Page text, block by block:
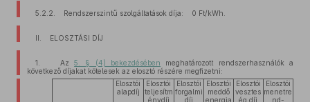
5.2.2. Rendszerszintű szolgáltatások díja: 0 Ft/kWh.
II. ELOSZTÁSI DÍJ
1. Az5. § (4) bekezdésében meghatározott rendszerhasználók a
következő díjakat kötelesek az elosztó részére megfizetni:
Elosztói
alapdíj
Elosztói
teljesítm
énydíj
Elosztói
forgalmi
díj
Elosztói
meddő
energia
Elosztói
vesztes
ég díj
Elosztói
menetre
nd-